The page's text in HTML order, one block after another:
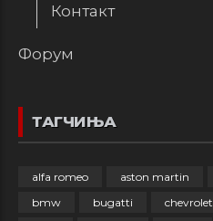
Контакт
Форум
ТАГЧИЊА
alfa romeo aston martin
bmw
bugatti chevrolet